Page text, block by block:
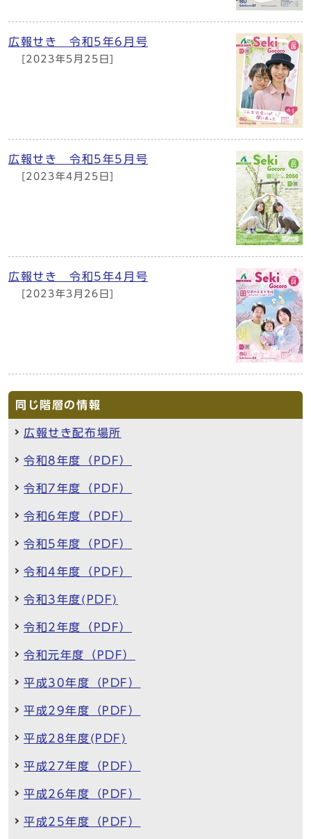
広報せき 令和5年6月号
[2023年5月25日]
広報せき 令和5年5月号
[2023年4月25日]
広報せき 令和5年4月号
[2023年3月26日]
同じ階層の情報
広報せき配布場所
令和8年度（PDF）
令和7年度（PDF）
令和6年度（PDF）
令和5年度（PDF）
令和4年度（PDF）
令和3年度(PDF)
令和2年度（PDF）
令和元年度（PDF）
平成30年度（PDF）
平成29年度（PDF）
平成28年度(PDF)
平成27年度（PDF）
平成26年度（PDF）
平成25年度（PDF）